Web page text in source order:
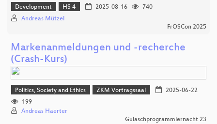
Development HS 4 2025-08-16
740
Andreas Mützel
FrOSCon 2025
Markenanmeldungen und -recherche
(Crash-Kurs)
Politics, Society and Ethics ZKM Vortragssaal
2025-06-22
199
Andreas Haerter
Gulaschprogrammiernacht 23